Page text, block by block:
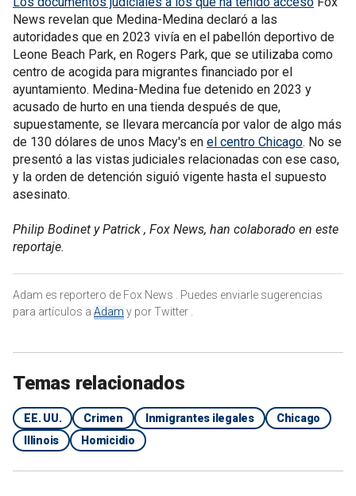
News revelan que Medina-Medina declaró a las
autoridades que en 2023 vivía en el pabellón deportivo de
Leone Beach Park, en Rogers Park, que se utilizaba como
centro de acogida para migrantes financiado por el
ayuntamiento. Medina-Medina fue detenido en 2023 y
acusado de hurto en una tienda después de que,
supuestamente, se llevara mercancía por valor de algo más
de 130 dólares de unos Macy's en el centro Chicago. No se
presentó a las vistas judiciales relacionadas con ese caso,
y la orden de detención siguió vigente hasta el supuesto
asesinato.
Philip Bodinet y Patrick , Fox News, han colaborado en este
reportaje.
Adam es reportero de Fox News . Puedes enviarle sugerencias
para artículos a Adam y por Twitter .
Temas relacionados
EE. UU. Crimen Inmigrantes ilegales
Chicago
Illinois
Homicidio